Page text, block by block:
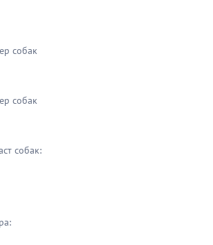
собак
собак
собак: